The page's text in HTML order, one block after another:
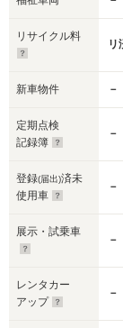
リサイクル料
リ
新車物件 －
定期点検
記録簿
－
登録(届出)済未
使用車
－
展示・試乗車
－
レンタカー
アップ
－